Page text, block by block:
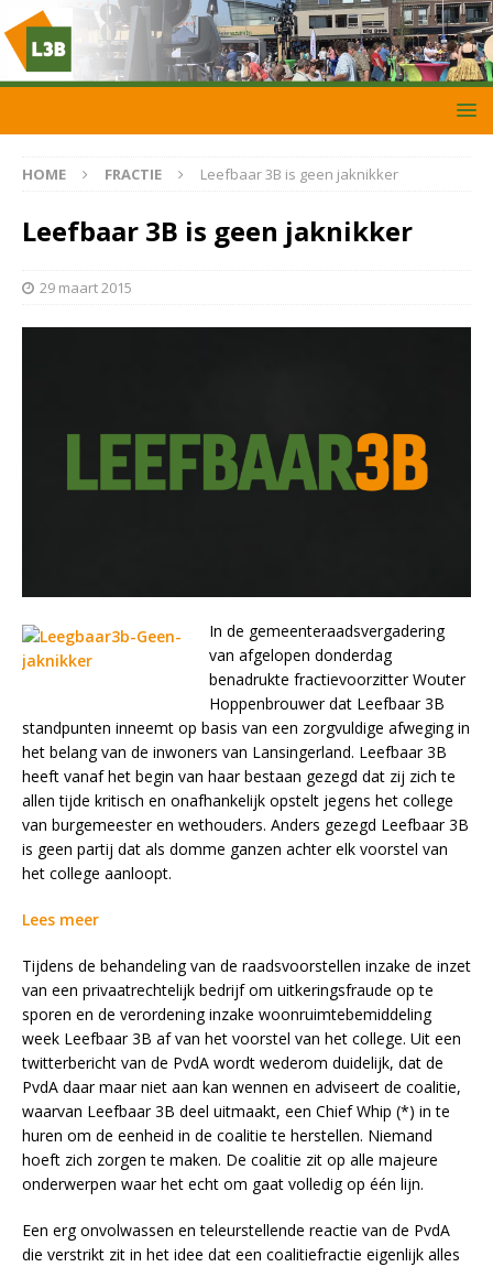
HOME FRACTIE Leefbaar 3B is geen jaknikker
Leefbaar 3B is geen jaknikker
29 maart 2015
In de gemeenteraadsvergadering
van afgelopen donderdag
benadrukte fractievoorzitter Wouter
Hoppenbrouwer dat Leefbaar 3B
standpunten inneemt op basis van een zorgvuldige afweging in
het belang van de inwoners van Lansingerland. Leefbaar 3B
heeft vanaf het begin van haar bestaan gezegd dat zij zich te
allen tijde kritisch en onafhankelijk opstelt jegens het college
van burgemeester en wethouders. Anders gezegd Leefbaar 3B
is geen partij dat als domme ganzen achter elk voorstel van
het college aanloopt.
Lees meer
Tijdens de behandeling van de raadsvoorstellen inzake de inzet
van een privaatrechtelijk bedrijf om uitkeringsfraude op te
sporen en de verordening inzake woonruimtebemiddeling
week Leefbaar 3B af van het voorstel van het college. Uit een
twitterbericht van de PvdA wordt wederom duidelijk, dat de
PvdA daar maar niet aan kan wennen en adviseert de coalitie,
waarvan Leefbaar 3B deel uitmaakt, een Chief Whip (*) in te
huren om de eenheid in de coalitie te herstellen. Niemand
hoeft zich zorgen te maken. De coalitie zit op alle majeure
onderwerpen waar het echt om gaat volledig op één lijn.
Een erg onvolwassen en teleurstellende reactie van de PvdA
die verstrikt zit in het idee dat een coalitiefractie eigenlijk alles